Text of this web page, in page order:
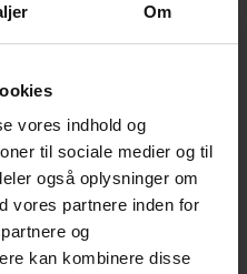
Om
vores indhold og
til sociale medier og til
også oplysninger om
vores partnere inden for
og
kan kombinere disse